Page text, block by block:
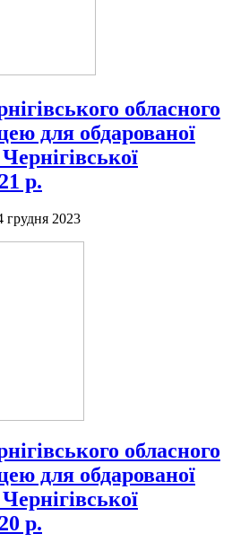
обласного
для обдарованої
р.
грудня 2023
обласного
для обдарованої
р.